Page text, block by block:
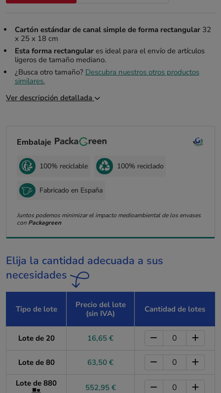
Cartón estándar de canal simple de forma rectangular32
x 25 x 18 cm
Esta forma rectangulares ideal para el envío de artículos
ligeros de tamaño mediano.
¿Busca otro tamaño? Descubra nuestros otros productos
similares.
Ver descripción detallada
Embalaje
100% reciclable 100% reciclado
Fabricado en España
Juntos podemos minimizar el impacto medioambiental de los envases
con Packagreen
Elija la cantidad adecuada a sus
necesidades
Tipo de lote
Precio del lote
(sin IVA)
Cantidad de lotes
Lote de 20 16,65 €
Lote de 80 63,50 €
Lote de 880 552,95 €